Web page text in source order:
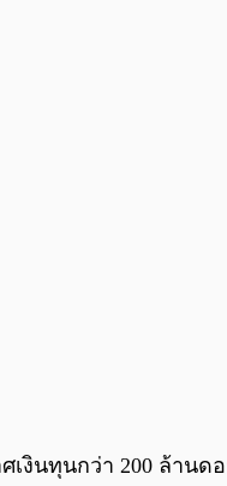
นทุนกว่า 200 ล้านดอ